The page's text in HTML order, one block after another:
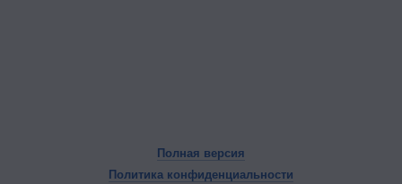
Полная версия
Политика конфиденциальности